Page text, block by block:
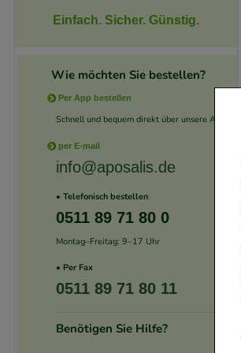
Einfach. Sicher. Günstig.
Wie möchten Sie bestellen?
Per App bestellen
Schnell und bequem direkt über unsere App.
per E-mail
info@aposalis.de
• Telefonisch bestellen
0511 89 71 80 0
Montag–Freitag: 9–17 Uhr
• Per Fax
0511 89 71 80 11
Benötigen Sie Hilfe?